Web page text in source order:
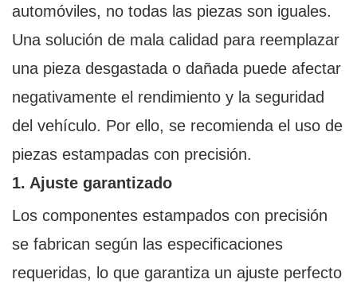
automóviles, no todas las piezas son iguales.
Una solución de mala calidad para reemplazar
una pieza desgastada o dañada puede afectar
negativamente el rendimiento y la seguridad
del vehículo. Por ello, se recomienda el uso de
piezas estampadas con precisión.
1. Ajuste garantizado
Los componentes estampados con precisión
se fabrican según las especificaciones
requeridas, lo que garantiza un ajuste perfecto